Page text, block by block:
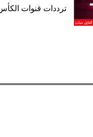
ترددات قنوات